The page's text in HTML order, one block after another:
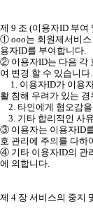
제 9 조 (이용자ID 부여
① ooo는 회원제서비스
용자ID를 부여합니다.
② 이용자ID는 다음 각
여 변경 할 수 있습니다.
1. 이용자ID가 이용
활 침해 우려가 있는 경
2. 타인에게 혐오감
3. 기타 합리적인 사
③ 이용자는 이용자ID
호 관리에 주의를 다하
④ 기타 이용자ID의 관
에 의합니다.
제 4 장 서비스의 중지